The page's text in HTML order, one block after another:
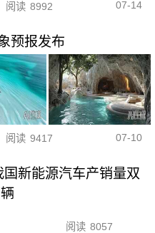
阅读 8992 07-14
预报发布
阅读 9417 07-10
国新能源汽车产销量双
阅读 8057